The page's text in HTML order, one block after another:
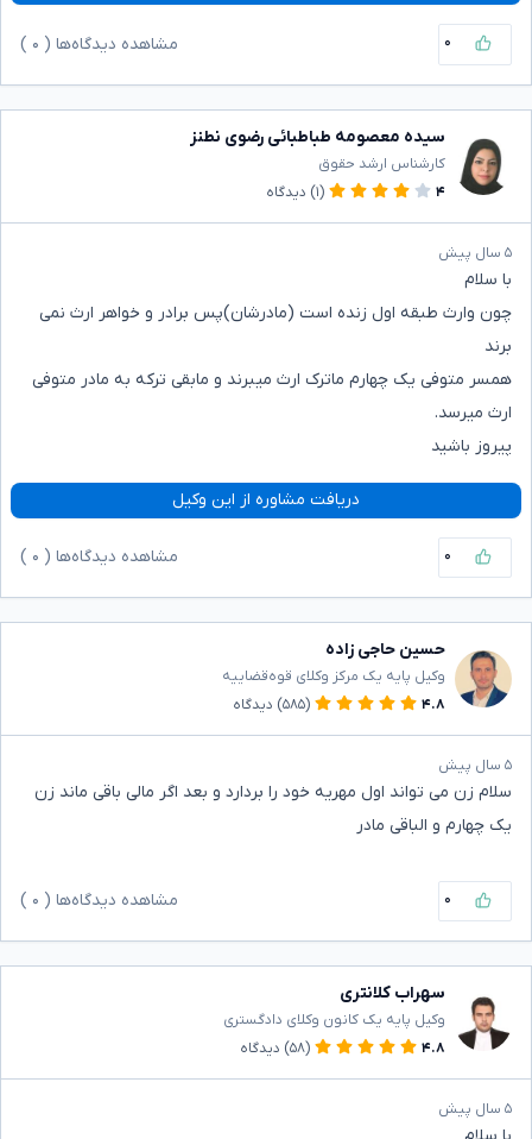
۰ مشاهده دیدگاه‌ها ( ۰
سیده معصومه طباطبائی رضوی نطنز
کارشناس ارشد حقوق
۴
(۱) دیدگاه
۵ سال پیش
با سلام
چون وارث طبقه اول زنده است (مادرشان)پس برادر و خواهر ارث نمی
برند
همسر متوفی یک چهارم ماترک ارث میبرند و مابقی ترکه به مادر متوفی
ارث میرسد.
پیروز باشید
دریافت مشاوره از این وکیل
۰ مشاهده دیدگاه‌ها ( ۰
حسین حاجی زاده
وکیل پایه یک مرکز وکلای قوه‌قضاییه
۴.۸
(۵۸۵) دیدگاه
۵ سال پیش
سلام زن می تواند اول مهریه خود را بردارد و بعد اگر مالی باقی ماند زن
یک چهارم و الباقی مادر
۰ مشاهده دیدگاه‌ها ( ۰
سهراب کلانتری
وکیل پایه یک کانون وکلای دادگستری
۴.۸
(۵۸) دیدگاه
۵ سال پیش